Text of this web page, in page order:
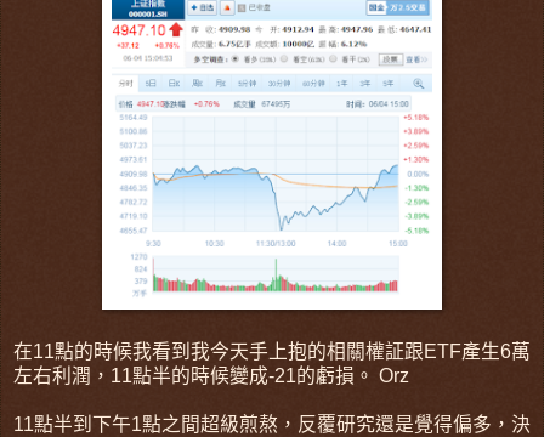
在11點的時候我看到我今天手上抱的相關權証跟ETF產生6萬
左右利潤，11點半的時候變成-21的虧損。 Orz
11點半到下午1點之間超級煎熬，反覆研究還是覺得偏多，決